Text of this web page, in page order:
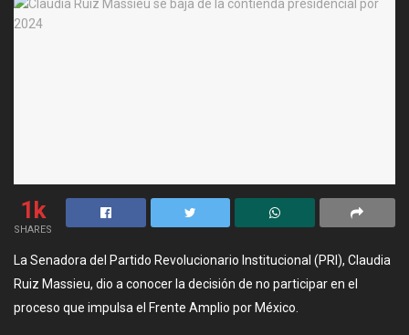
1k
SHARES
La Senadora del Partido Revolucionario Institucional (PRI), Claudia
Ruiz Massieu, dio a conocer la decisión de no participar en el
proceso que impulsa el Frente Amplio por México.